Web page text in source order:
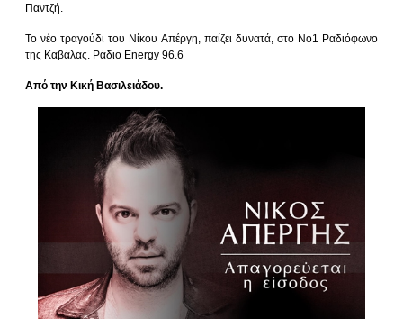
Παντζή.
Το νέο τραγούδι του Νίκου Απέργη, παίζει δυνατά, στο Νο1 Ραδιόφωνο
της Καβάλας. Ράδιο Energy 96.6
Από την Κική Βασιλειάδου.